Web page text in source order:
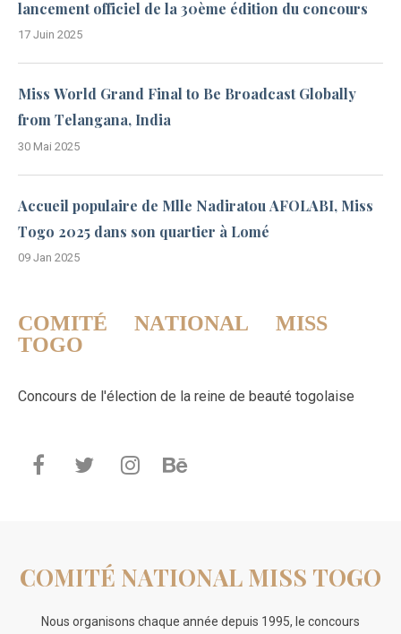
lancement officiel de la 30ème édition du concours
17 Juin 2025
Miss World Grand Final to Be Broadcast Globally
from Telangana, India
30 Mai 2025
Accueil populaire de Mlle Nadiratou AFOLABI, Miss
Togo 2025 dans son quartier à Lomé
09 Jan 2025
COMITÉ NATIONAL MISS
TOGO
Concours de l'élection de la reine de beauté togolaise
COMITÉ NATIONAL MISS TOGO
Nous organisons chaque année depuis 1995, le concours